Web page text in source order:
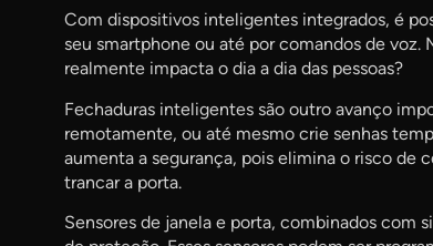
Com dispositivos inteligentes integrados, é
seu smartphone ou até por comandos de
realmente impacta o dia a dia das pessoas?
Fechaduras inteligentes são outro avanço
remotamente, ou até mesmo crie senhas
aumenta a segurança, pois elimina o risco de
trancar a porta.
Sensores de janela e porta, combinados com